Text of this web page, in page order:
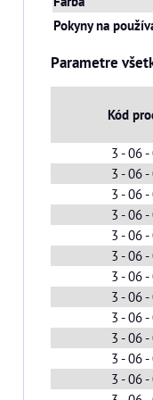
Pokyny na
Parametre
Kód
3 - 06
3 - 06
3 - 06
3 - 06
3 - 06
3 - 06
3 - 06
3 - 06
3 - 06
3 - 06
3 - 06
3 - 06